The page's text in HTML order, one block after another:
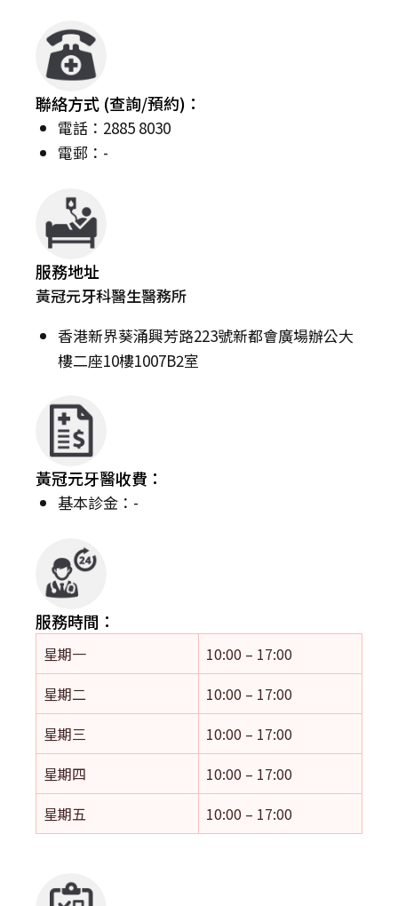
聯絡方式 (查詢/預約)：
電話：2885 8030
電郵：-
服務地址
黃冠元牙科醫生醫務所
香港新界葵涌興芳路223號新都會廣場辦公大
樓二座10樓1007B2室
黃冠元牙醫收費：
基本診金：-
服務時間：
星期一
10:00 – 17:00
星期二
10:00 – 17:00
星期三
10:00 – 17:00
星期四
10:00 – 17:00
星期五
10:00 – 17:00